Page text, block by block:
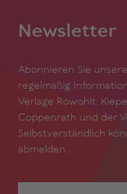
Newsletter
Abonnieren Sie
regelmäßig
Verlage Rowohlt,
Coppenrath und der
Selbstverständlich
abmelden.